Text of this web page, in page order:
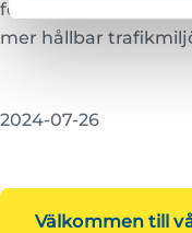
fordonsägare i
mer hållbar
2024-07-26
Välkommen till